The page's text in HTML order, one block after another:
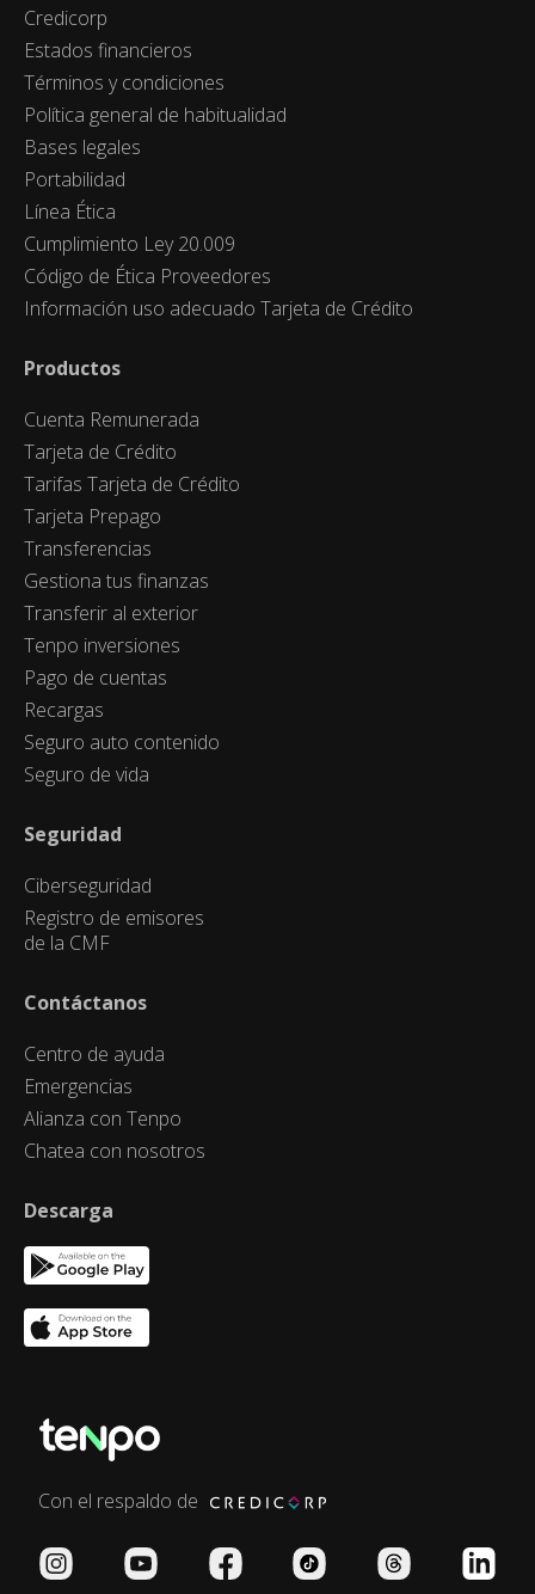
Credicorp
Estados financieros
Términos y condiciones
Política general de habitualidad
Bases legales
Portabilidad
Línea Ética
Cumplimiento Ley 20.009
Código de Ética Proveedores
Información uso adecuado Tarjeta de Crédito
Productos
Cuenta Remunerada
Tarjeta de Crédito
Tarifas Tarjeta de Crédito
Tarjeta Prepago
Transferencias
Gestiona tus finanzas
Transferir al exterior
Tenpo inversiones
Pago de cuentas
Recargas
Seguro auto contenido
Seguro de vida
Seguridad
Ciberseguridad
Registro de emisores
de la CMF
Contáctanos
Centro de ayuda
Emergencias
Alianza con Tenpo
Chatea con nosotros
Descarga
Con el respaldo de